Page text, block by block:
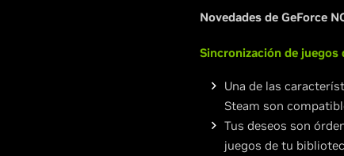
Novedades de GeForce
Sincronización de juegos
Una de las
Steam son
Tus deseos son
juegos de tu